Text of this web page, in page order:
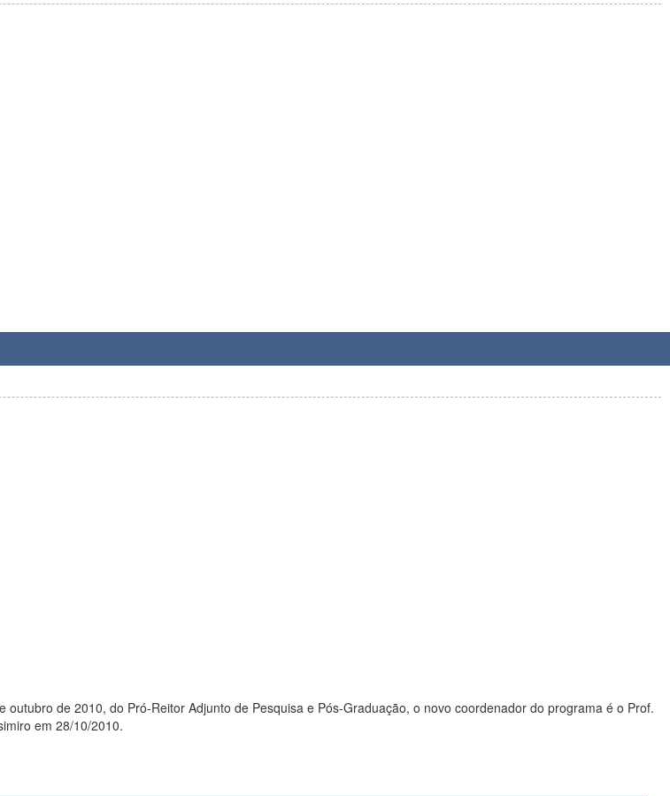
outubro de 2010, do Pró-Reitor Adjunto de Pesquisa e Pós-Graduação, o novo coordenador do programa é o Prof.
em 28/10/2010.